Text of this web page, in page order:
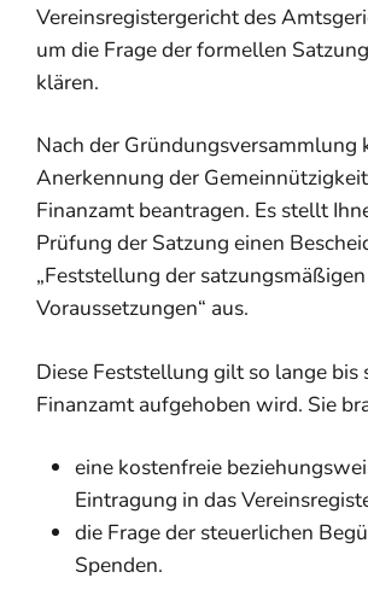
Vereinsregistergericht des
um die Frage der formellen
klären.
Nach der Gründungsversammlung
Anerkennung der
Finanzamt beantragen. Es stellt
Prüfung der Satzung einen
„Feststellung der satzungsmäßigen
Voraussetzungen“ aus.
Diese Feststellung giltso lange bis
Finanzamt aufgehoben wird. Sie
eine kostenfreie
Eintragung in das
die Frage der steuerlichen
Spenden.